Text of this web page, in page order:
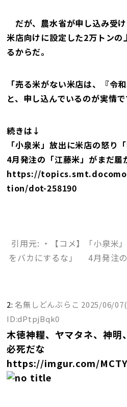
だが、農水省が申し込み受け
米店向けに設定した2万トンの
るからだ。
「売る米がない米店は、『令
と、申し込んでいるのが実情で
続きは↓
「小泉米」放出に米店の怒り
4月発注の「江藤米」がまだ届
https://
tion/dot-258190
引用元: ・【コメ】「小泉米
をバカにするな」 4月発注
2:名無しどんぶらこ 2025/06/
ID:dPtpjBqk0
木徳神糧、ヤマタネ、神明
必死だな
https://imgur.com/